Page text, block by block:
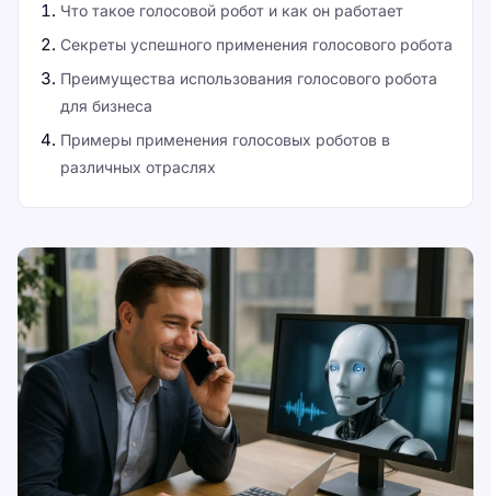
Что такое голосовой робот и как он работает
Секреты успешного применения голосового робота
Преимущества использования голосового робота
для бизнеса
Примеры применения голосовых роботов в
различных отраслях